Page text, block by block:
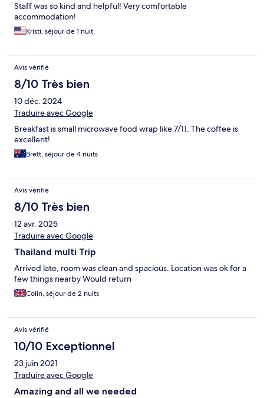
Staff was so kind and helpful! Very comfortable
accommodation!
Kristi, séjour de 1 nuit
Avis vérifié
8/10 Très bien
10 déc. 2024
Traduire avec Google
Breakfast is small microwave food wrap like 7/11. The coffee is
excellent!
Brett, séjour de 4 nuits
Avis vérifié
8/10 Très bien
12 avr. 2025
Traduire avec Google
Thailand multi Trip
Arrived late, room was clean and spacious. Location was ok for a
few things nearby Would return
Colin, séjour de 2 nuits
Avis vérifié
10/10 Exceptionnel
23 juin 2021
Traduire avec Google
Amazing and all we needed